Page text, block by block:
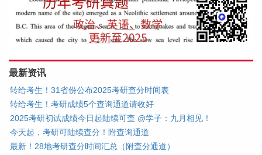
最新资讯
转给考生！31省份公布2025考研查分时间表
转给考生！考研成绩5个查询通道请收好
2025考研初试成绩今日起陆续可查 @学子：九月相见！
今天起，考研可陆续查分！附查询通道
最新！28地考研查分时间汇总（附查分通道）